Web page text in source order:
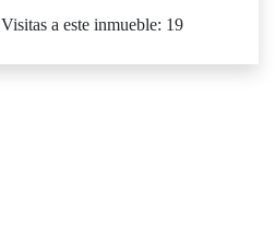
Visitas a este inmueble: 19